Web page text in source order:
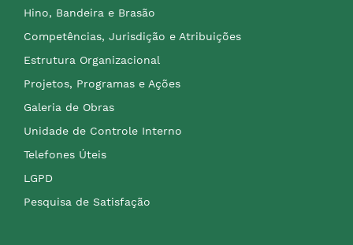
Hino, Bandeira e Brasão
Competências, Jurisdição e Atribuições
Estrutura Organizacional
Projetos, Programas e Ações
Galeria de Obras
Unidade de Controle Interno
Telefones Úteis
LGPD
Pesquisa de Satisfação